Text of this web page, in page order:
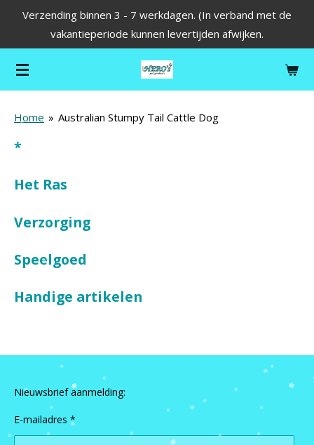
de
hoofdinhoud
Verzending binnen 3 - 7 werkdagen. (In verband met de
vakantieperiode kunnen levertijden afwijken.
Home » Australian Stumpy Tail Cattle Dog
*
Het Ras
Verzorging
Speelgoed
Handige artikelen
Nieuwsbrief aanmelding:
E-mailadres *